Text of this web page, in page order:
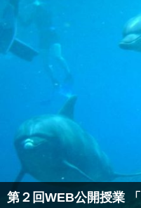
第２回WEB公開授業